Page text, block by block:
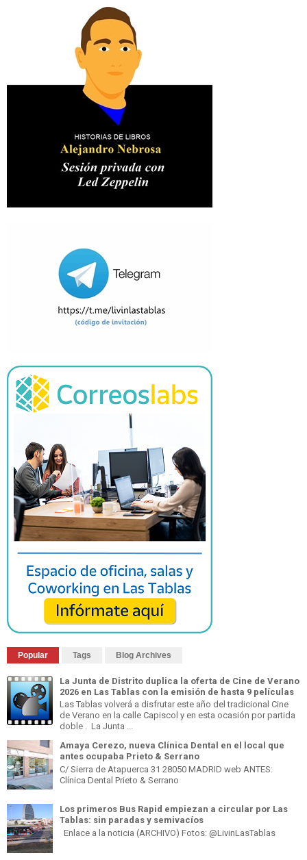
Popular Tags Blog Archives
La Junta de Distrito duplica la oferta de Cine de Verano
2026 en Las Tablas con la emisión de hasta 9 películas
Las Tablas volverá a disfrutar este año del tradicional Cine
de Verano en la calle Capiscol y en esta ocasión por partida
doble . La Junta ...
Amaya Cerezo, nueva Clínica Dental en el local que
antes ocupaba Prieto & Serrano
C/ Sierra de Atapuerca 31 28050 MADRID web ANTES:
Clínica Dental Prieto & Serrano
Los primeros Bus Rapid empiezan a circular por Las
Tablas: sin paradas y semivacíos
Enlace a la noticia (ARCHIVO) Fotos: @LivinLasTablas